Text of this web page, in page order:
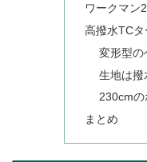
ワークマン
高撥水TC
変形型の
生地は撥
230cmの
まとめ